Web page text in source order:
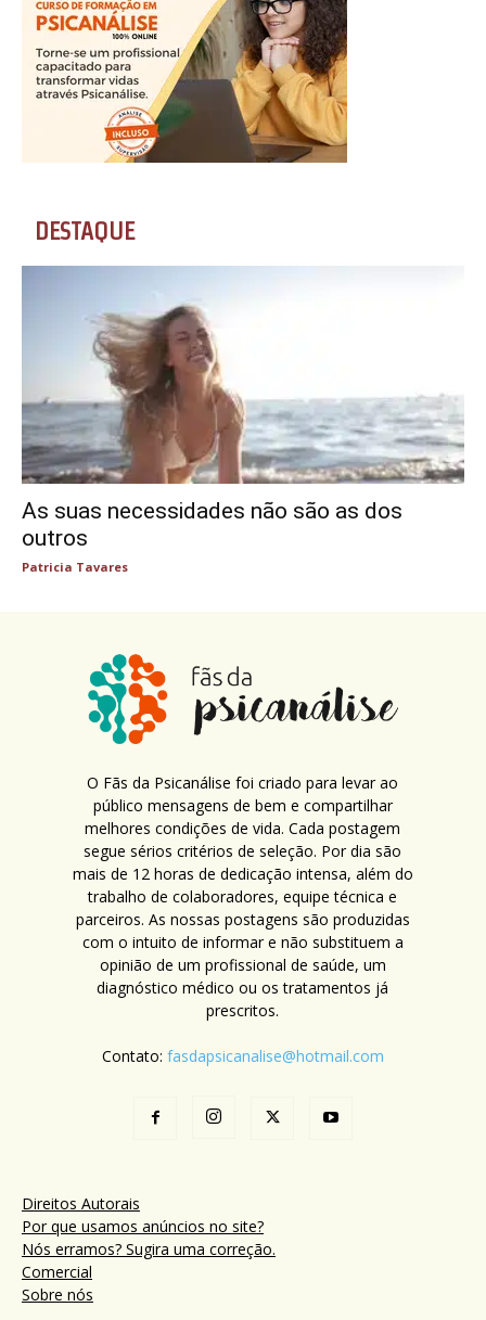
DESTAQUE
As suas necessidades não são as dos
outros
Patricia Tavares
O Fãs da Psicanálise foi criado para levar ao
público mensagens de bem e compartilhar
melhores condições de vida. Cada postagem
segue sérios critérios de seleção. Por dia são
mais de 12 horas de dedicação intensa, além do
trabalho de colaboradores, equipe técnica e
parceiros. As nossas postagens são produzidas
com o intuito de informar e não substituem a
opinião de um profissional de saúde, um
diagnóstico médico ou os tratamentos já
prescritos.
Contato: fasdapsicanalise@hotmail.com
Direitos Autorais
Por que usamos anúncios no site?
Nós erramos? Sugira uma correção.
Comercial
Sobre nós